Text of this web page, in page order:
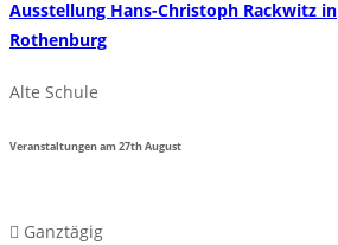
Ausstellung Hans-Christoph Rackwitz in
Rothenburg
Alte Schule
Veranstaltungen am27thAugust
Ganztägig